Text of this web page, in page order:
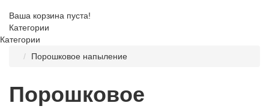
Ваша корзина пуста!
Категории
Категории
Порошковое напыление
Порошковое